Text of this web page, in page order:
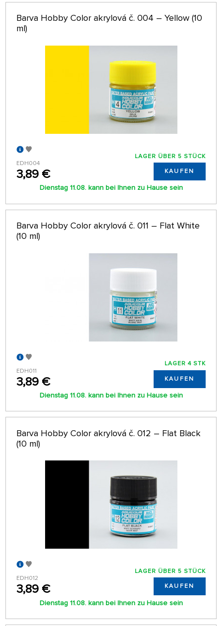
Barva Hobby Color akrylová č. 004 – Yellow (10
ml)
EDH004
3,89 €
LAGER ÜBER 5 STÜCK
KAUFEN
Dienstag 11.08. kann bei Ihnen zu Hause sein
Barva Hobby Color akrylová č. 011 – Flat White
(10 ml)
EDH011
3,89 €
LAGER 4 STK
KAUFEN
Dienstag 11.08. kann bei Ihnen zu Hause sein
Barva Hobby Color akrylová č. 012 – Flat Black
(10 ml)
EDH012
3,89 €
LAGER ÜBER 5 STÜCK
KAUFEN
Dienstag 11.08. kann bei Ihnen zu Hause sein